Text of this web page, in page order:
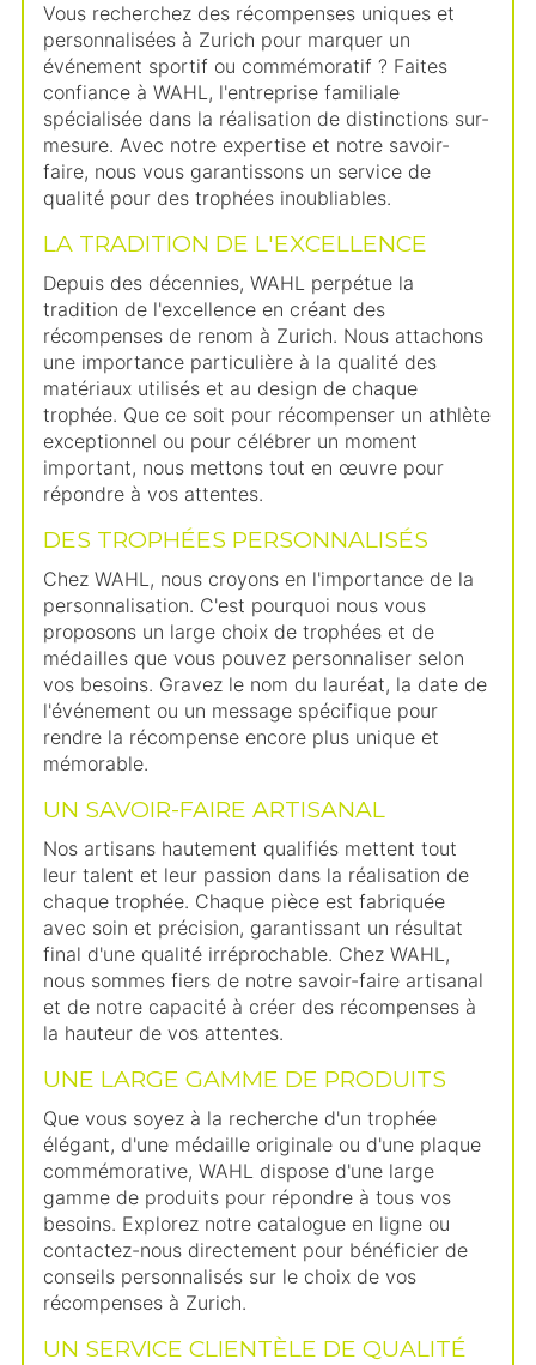
Vous recherchez des récompenses uniques et
personnalisées à Zurich pour marquer un
événement sportif ou commémoratif ? Faites
confiance à WAHL, l'entreprise familiale
spécialisée dans la réalisation de distinctions sur-
mesure. Avec notre expertise et notre savoir-
faire, nous vous garantissons un service de
qualité pour des trophées inoubliables.
LA TRADITION DE L'EXCELLENCE
Depuis des décennies, WAHL perpétue la
tradition de l'excellence en créant des
récompenses de renom à Zurich. Nous attachons
une importance particulière à la qualité des
matériaux utilisés et au design de chaque
trophée. Que ce soit pour récompenser un athlète
exceptionnel ou pour célébrer un moment
important, nous mettons tout en œuvre pour
répondre à vos attentes.
DES TROPHÉES PERSONNALISÉS
Chez WAHL, nous croyons en l'importance de la
personnalisation. C'est pourquoi nous vous
proposons un large choix de trophées et de
médailles que vous pouvez personnaliser selon
vos besoins. Gravez le nom du lauréat, la date de
l'événement ou un message spécifique pour
rendre la récompense encore plus unique et
mémorable.
UN SAVOIR-FAIRE ARTISANAL
Nos artisans hautement qualifiés mettent tout
leur talent et leur passion dans la réalisation de
chaque trophée. Chaque pièce est fabriquée
avec soin et précision, garantissant un résultat
final d'une qualité irréprochable. Chez WAHL,
nous sommes fiers de notre savoir-faire artisanal
et de notre capacité à créer des récompenses à
la hauteur de vos attentes.
UNE LARGE GAMME DE PRODUITS
Que vous soyez à la recherche d'un trophée
élégant, d'une médaille originale ou d'une plaque
commémorative, WAHL dispose d'une large
gamme de produits pour répondre à tous vos
besoins. Explorez notre catalogue en ligne ou
contactez-nous directement pour bénéficier de
conseils personnalisés sur le choix de vos
récompenses à Zurich.
UN SERVICE CLIENTÈLE DE QUALITÉ